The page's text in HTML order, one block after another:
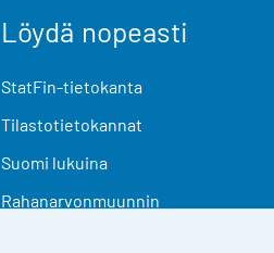
Löydä nopeasti
StatFin-tietokanta
Tilastotietokannat
Suomi lukuina
Rahanarvonmuunnin